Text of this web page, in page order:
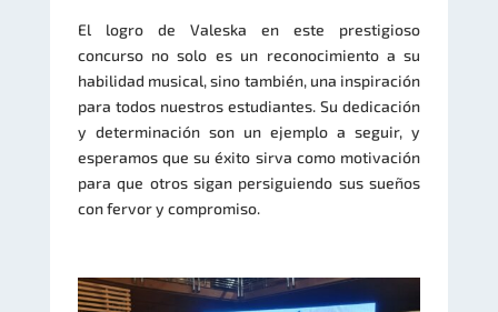
El logro de Valeska en este prestigioso
concurso no solo es un reconocimiento a su
habilidad musical, sino también, una inspiración
para todos nuestros estudiantes. Su dedicación
y determinación son un ejemplo a seguir, y
esperamos que su éxito sirva como motivación
para que otros sigan persiguiendo sus sueños
con fervor y compromiso.